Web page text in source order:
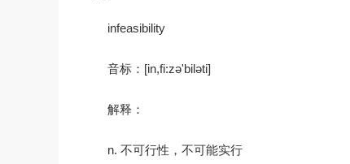
infeasibility
音标：[in,fi:zə'biləti]
解释：
n. 不可行性，不可能实行